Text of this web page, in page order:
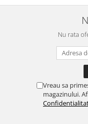
Nu rata
Vreau sa
magazinului.